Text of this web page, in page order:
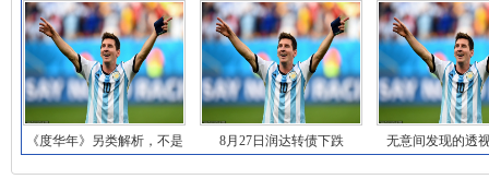
《度华年》另类解析，不是
8月27日润达转债下跌
无意间发现的透